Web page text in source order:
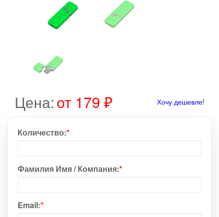
Цена:от 179 ₽ Хочу дешевле!
Количество:*
Фамилия Имя / Компания:*
Email:*